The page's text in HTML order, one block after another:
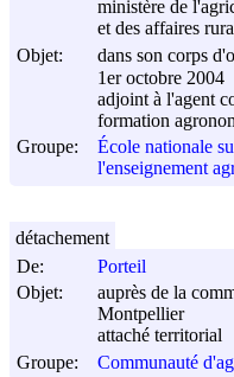
ministère de
et des affaires
Objet:
dans son corps
1er octobre 2004
adjoint à l'agent
formation
Groupe:
École nationale
l'enseignement
De:
Porteil
Objet:
auprès de la
Montpellier
attaché territorial
Groupe:
Communauté
détachement